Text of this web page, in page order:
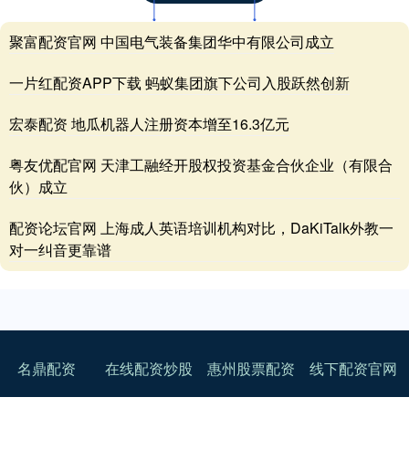
聚富配资官网 中国电气装备集团华中有限公司成立
一片红配资APP下载 蚂蚁集团旗下公司入股跃然创新
宏泰配资 地瓜机器人注册资本增至16.3亿元
粤友优配官网 天津工融经开股权投资基金合伙企业（有限合
伙）成立
配资论坛官网 上海成人英语培训机构对比，DaKiTalk外教一
对一纠音更靠谱
名鼎配资 在线配资炒股 惠州股票配资 线下配资官网